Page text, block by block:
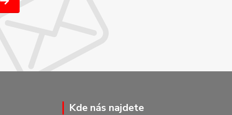
Kde nás najdete